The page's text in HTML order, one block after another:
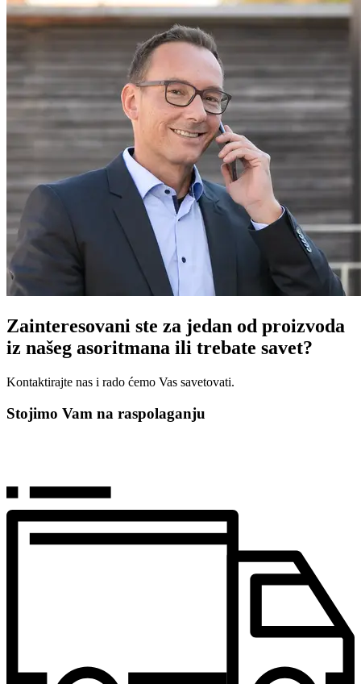
Zainteresovani ste za jedan od proizvoda
iz našeg asoritmana ili trebate savet?
Kontaktirajte nas i rado ćemo Vas savetovati.
Stojimo Vam na raspolaganju